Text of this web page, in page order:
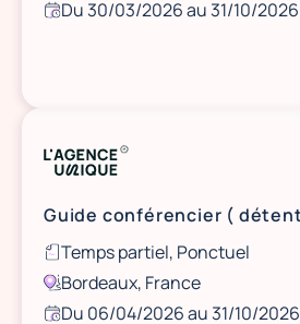
Du 30/03/2026 au 31/10/2026
Temps partiel, Ponctuel
Bordeaux, France
Du 06/04/2026 au 31/10/2026